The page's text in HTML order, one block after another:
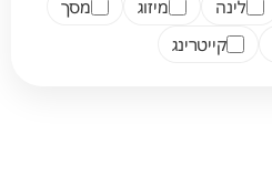
לינה מיזוג
מסך
קייטרינג